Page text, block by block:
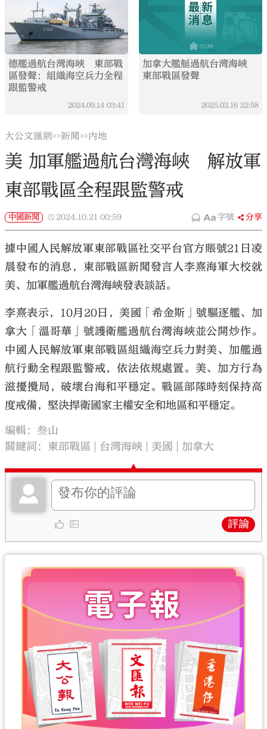
德艦過航台灣海峽 東部戰
區發聲：組織海空兵力全程
跟監警戒
2024.09.14 03:41
加拿大艦艇過航台灣海峽
東部戰區發聲
2025.02.16 22:58
大公文匯網>>新聞>>內地
美 加軍艦過航台灣海峽 解放軍
東部戰區全程跟監警戒
中國新聞 2024.10.21 00:59 字號 分享
據中國人民解放軍東部戰區社交平台官方賬號21日凌
晨發布的消息，東部戰區新聞發言人李熹海軍大校就
美、加軍艦過航台灣海峽發表談話。
李熹表示，10月20日，美國「希金斯」號驅逐艦、加
拿大「溫哥華」號護衛艦過航台灣海峽並公開炒作。
中國人民解放軍東部戰區組織海空兵力對美、加艦過
航行動全程跟監警戒，依法依規處置。美、加方行為
滋擾攪局，破壞台海和平穩定。戰區部隊時刻保持高
度戒備，堅決捍衛國家主權安全和地區和平穩定。
編輯：叁山
關鍵詞： 東部戰區 台灣海峽 美國 加拿大
評論